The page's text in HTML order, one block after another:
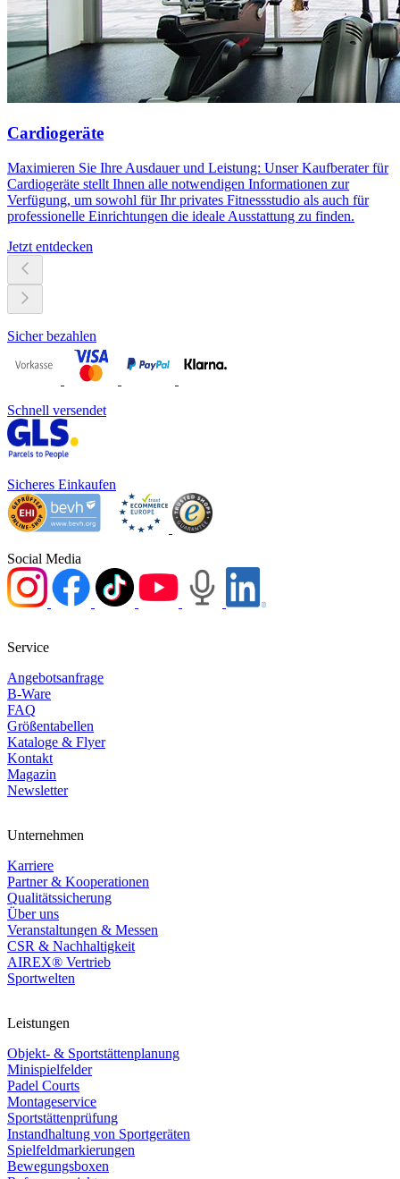
Cardiogeräte
Maximieren Sie Ihre Ausdauer und Leistung: Unser Kaufberater für
Cardiogeräte stellt Ihnen alle notwendigen Informationen zur
Verfügung, um sowohl für Ihr privates Fitnessstudio als auch für
professionelle Einrichtungen die ideale Ausstattung zu finden.
Jetzt entdecken
Sicher bezahlen
Schnell versendet
Sicheres Einkaufen
Social Media
Service
Angebotsanfrage
B-Ware
FAQ
Größentabellen
Kataloge & Flyer
Kontakt
Magazin
Newsletter
Unternehmen
Karriere
Partner & Kooperationen
Qualitätssicherung
Über uns
Veranstaltungen & Messen
CSR & Nachhaltigkeit
AIREX® Vertrieb
Sportwelten
Leistungen
Objekt- & Sportstättenplanung
Minispielfelder
Padel Courts
Montageservice
Sportstättenprüfung
Instandhaltung von Sportgeräten
Spielfeldmarkierungen
Bewegungsboxen